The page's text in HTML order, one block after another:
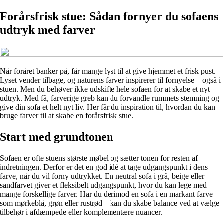
Forårsfrisk stue: Sådan fornyer du sofaens
udtryk med farver
Når foråret banker på, får mange lyst til at give hjemmet et frisk pust.
Lyset vender tilbage, og naturens farver inspirerer til fornyelse – også i
stuen. Men du behøver ikke udskifte hele sofaen for at skabe et nyt
udtryk. Med få, farverige greb kan du forvandle rummets stemning og
give din sofa et helt nyt liv. Her får du inspiration til, hvordan du kan
bruge farver til at skabe en forårsfrisk stue.
Start med grundtonen
Sofaen er ofte stuens største møbel og sætter tonen for resten af
indretningen. Derfor er det en god idé at tage udgangspunkt i dens
farve, når du vil forny udtrykket. En neutral sofa i grå, beige eller
sandfarvet giver et fleksibelt udgangspunkt, hvor du kan lege med
mange forskellige farver. Har du derimod en sofa i en markant farve –
som mørkeblå, grøn eller rustrød – kan du skabe balance ved at vælge
tilbehør i afdæmpede eller komplementære nuancer.